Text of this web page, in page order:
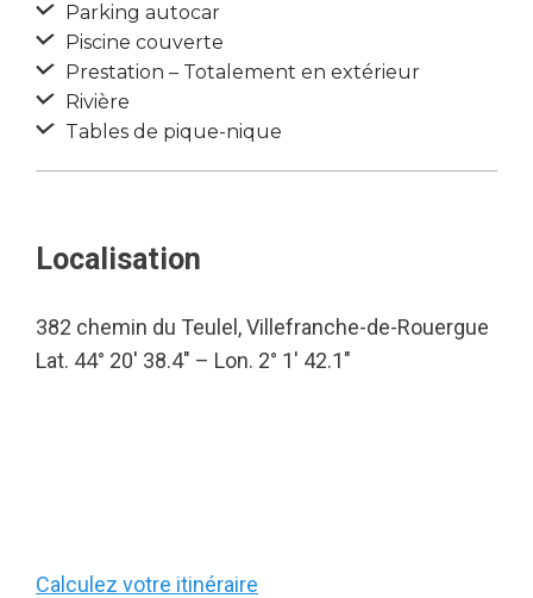
Parking autocar
Piscine couverte
Prestation – Totalement en extérieur
Rivière
Tables de pique-nique
Localisation
382 chemin du Teulel, Villefranche-de-Rouergue
Lat. 44° 20′ 38.4″ – Lon. 2° 1′ 42.1″
Calculez votre itinéraire